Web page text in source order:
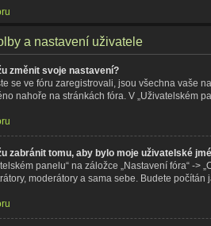
a nastavení uživatele
změnit svoje nastavení?
se ve fóru zaregistrovali, jsou všechna vaše
nahoře na stránkách fóra. V „Uživatelském
zabránit tomu, aby bylo moje uživatelské
panelu“ na záložce „Nastavení fóra“ ->
moderátory a sama sebe. Budete počítán